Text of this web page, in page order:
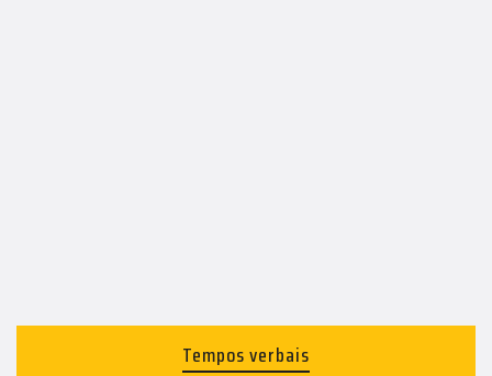
Tempos verbais